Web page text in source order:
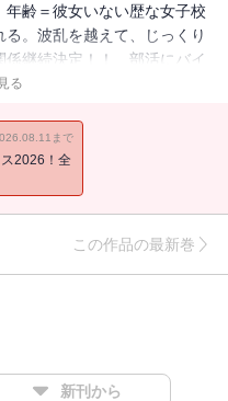
齢＝彼女いない歴な女子校
。波乱を越えて、じっくり
係継続決定！！ 部活にバイ
ついに卒業式。樋口、１人
る
まで
ス2026！全
この作品の最新巻
新刊から